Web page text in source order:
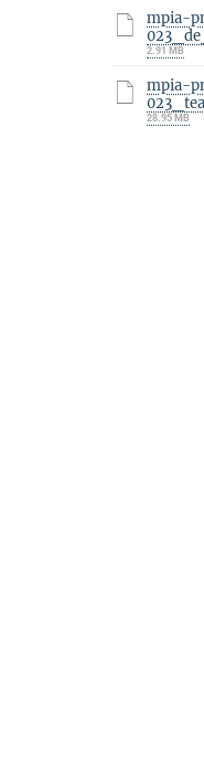
mpia-
2.91 MB
mpia-
28.95 MB